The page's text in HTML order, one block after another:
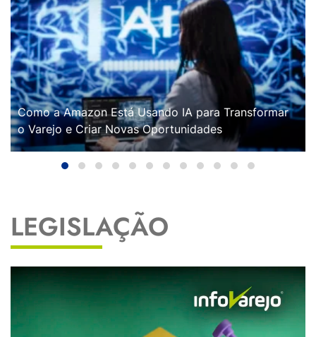
Como a Amazon Está Usando IA para Transformar
o Varejo e Criar Novas Oportunidades
LEGISLAÇÃO